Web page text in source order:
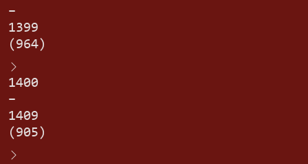
–
1399
(964)
1400
–
1409
(905)